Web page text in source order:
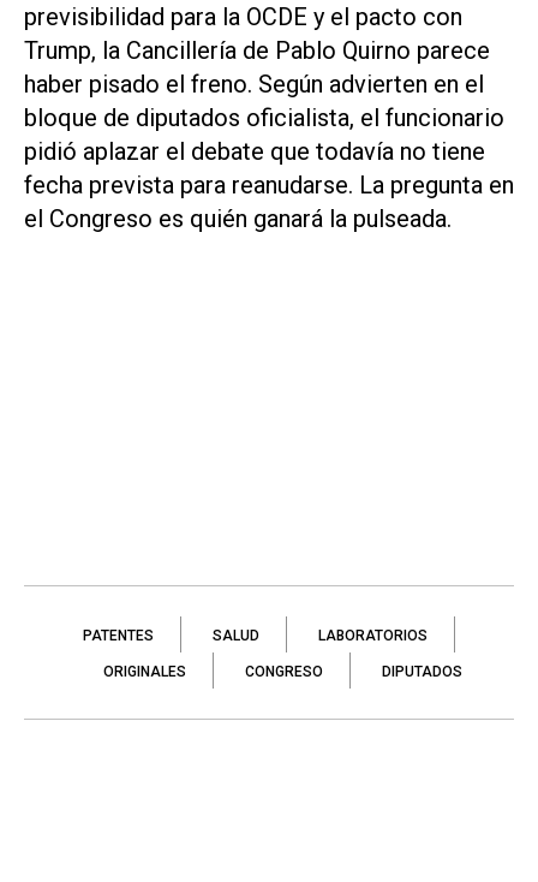
previsibilidad para la OCDE y el pacto con
Trump, la Cancillería de Pablo Quirno parece
haber pisado el freno. Según advierten en el
bloque de diputados oficialista, el funcionario
pidió aplazar el debate que todavía no tiene
fecha prevista para reanudarse. La pregunta en
el Congreso es quién ganará la pulseada.
PATENTES SALUD LABORATORIOS
ORIGINALES CONGRESO DIPUTADOS